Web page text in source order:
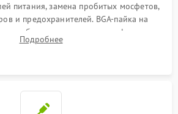
питания, замена пробитых мосфетов,
и предохранителей. BGA-пайка на
реболлинг или замена графического
памяти GDDR. Прошивка BIOS
Подробнее